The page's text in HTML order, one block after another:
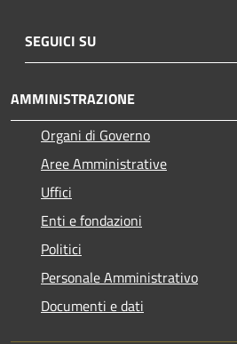
SEGUICI SU
AMMINISTRAZIONE
Organi di Governo
Aree Amministrative
Uffici
Enti e fondazioni
Politici
Personale Amministrativo
Documenti e dati